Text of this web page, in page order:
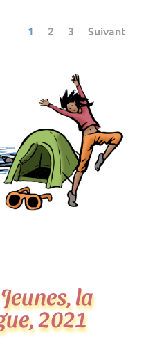
1 2 3 Suivant
la
2021